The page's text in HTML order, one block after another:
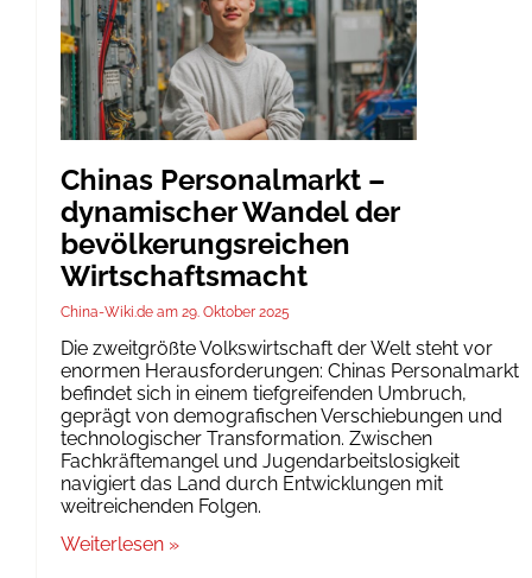
Chinas Personalmarkt –
dynamischer Wandel der
bevölkerungsreichen
Wirtschaftsmacht
China-Wiki.de 29. Oktober 2025
Die zweitgrößte Volkswirtschaft der Welt steht vor
enormen Herausforderungen: Chinas Personalmarkt
befindet sich in einem tiefgreifenden Umbruch,
geprägt von demografischen Verschiebungen und
technologischer Transformation. Zwischen
Fachkräftemangel und Jugendarbeitslosigkeit
navigiert das Land durch Entwicklungen mit
weitreichenden Folgen.
Weiterlesen »